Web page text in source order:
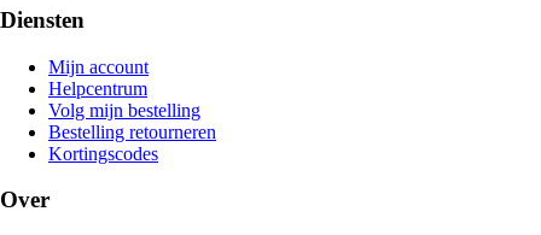
Diensten
Mijn account
Helpcentrum
Volg mijn bestelling
Bestelling retourneren
Kortingscodes
Over